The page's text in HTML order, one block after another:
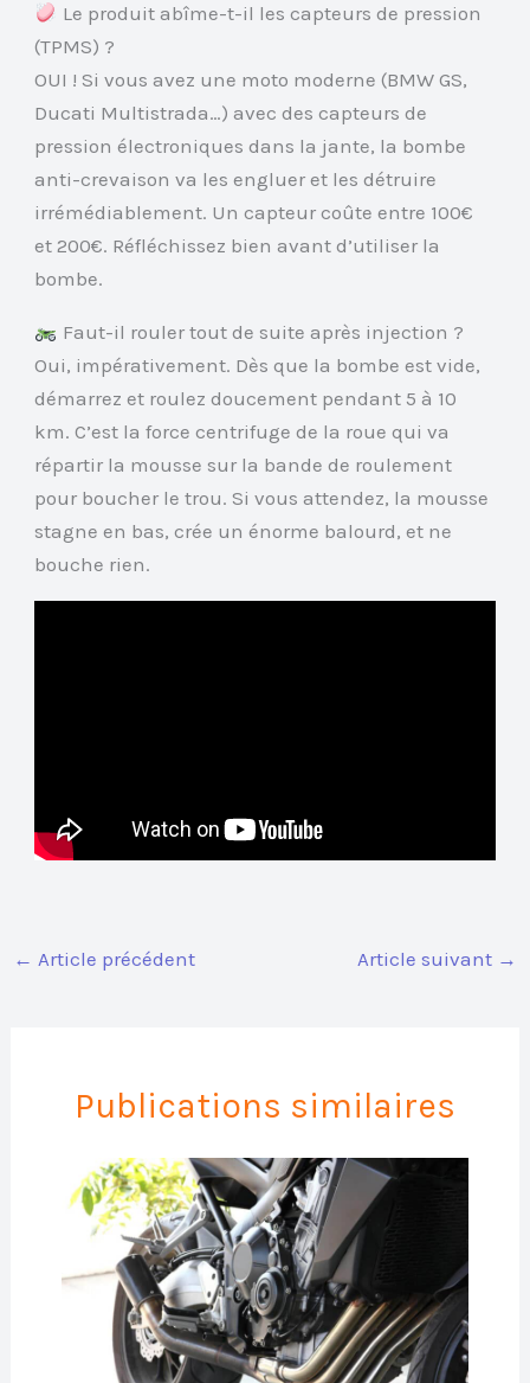
Le produit abîme-t-il les capteurs de pression
(TPMS) ?
OUI ! Si vous avez une moto moderne (BMW GS,
Ducati Multistrada…) avec des capteurs de
pression électroniques dans la jante, la bombe
anti-crevaison va les engluer et les détruire
irrémédiablement. Un capteur coûte entre 100€
et 200€. Réfléchissez bien avant d’utiliser la
bombe.
Faut-il rouler tout de suite après injection ?
Oui, impérativement. Dès que la bombe est vide,
démarrez et roulez doucement pendant 5 à 10
km. C’est la force centrifuge de la roue qui va
répartir la mousse sur la bande de roulement
pour boucher le trou. Si vous attendez, la mousse
stagne en bas, crée un énorme balourd, et ne
bouche rien.
← Article précédent Article suivant →
Publications similaires